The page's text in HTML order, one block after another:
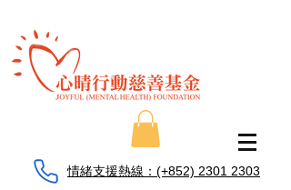
情緒支援熱線：​​(+852) 2301 2303